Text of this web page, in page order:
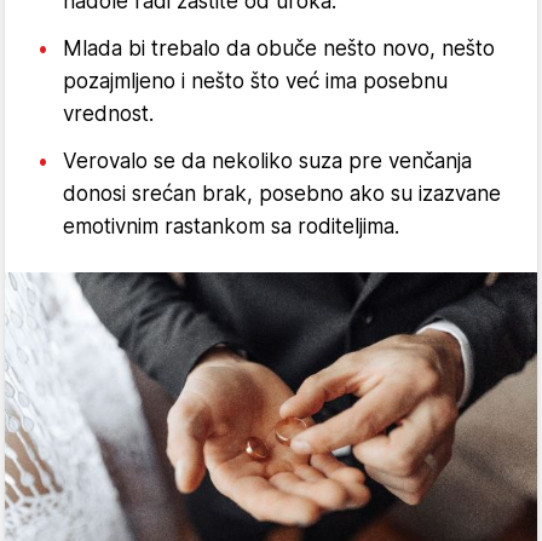
Mlada bi trebalo da obuče nešto novo, nešto
pozajmljeno i nešto što već ima posebnu
vrednost.
Verovalo se da nekoliko suza pre venčanja
donosi srećan brak, posebno ako su izazvane
emotivnim rastankom sa roditeljima.